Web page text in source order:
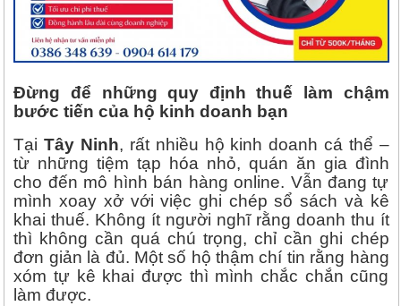
Đừng để những quy định thuế làm chậm
bước tiến của hộ kinh doanh bạn
TạiTây Ninh, rất nhiều hộ kinh doanh cá thể –
từ những tiệm tạp hóa nhỏ, quán ăn gia đình
cho đến mô hình bán hàng online. Vẫn đang tự
mình xoay xở với việc ghi chép sổ sách và kê
khai thuế. Không ít người nghĩ rằng doanh thu ít
thì không cần quá chú trọng, chỉ cần ghi chép
đơn giản là đủ. Một số hộ thậm chí tin rằng hàng
xóm tự kê khai được thì mình chắc chắn cũng
làm được.